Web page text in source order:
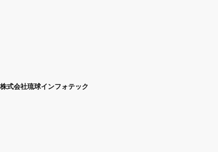
株式会社琉球インフォテック